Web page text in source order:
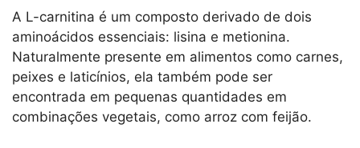
A L-carnitina é um composto derivado de dois
aminoácidos essenciais: lisina e metionina.
Naturalmente presente em alimentos como carnes,
peixes e laticínios, ela também pode ser
encontrada em pequenas quantidades em
combinações vegetais, como arroz com feijão.